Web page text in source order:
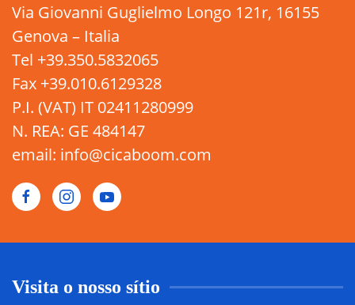
Via Giovanni Guglielmo Longo 121r, 16155
Genova – Italia
Tel +39.350.5832065
Fax +39.010.6129328
P.I. (VAT) IT 02411280999
N. REA: GE 484147
email: info@cicaboom.com
Visita o nosso sítio